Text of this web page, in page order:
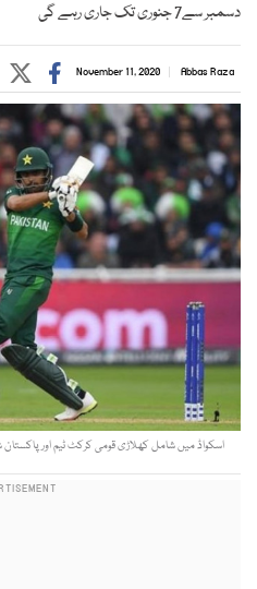
دسمبر سے7 جنوری تک جاری رہے گی
Abbas Raza
November 11, 2020
اسکواڈ میں شامل کھلاڑی قومی کرکٹ ٹیم اور